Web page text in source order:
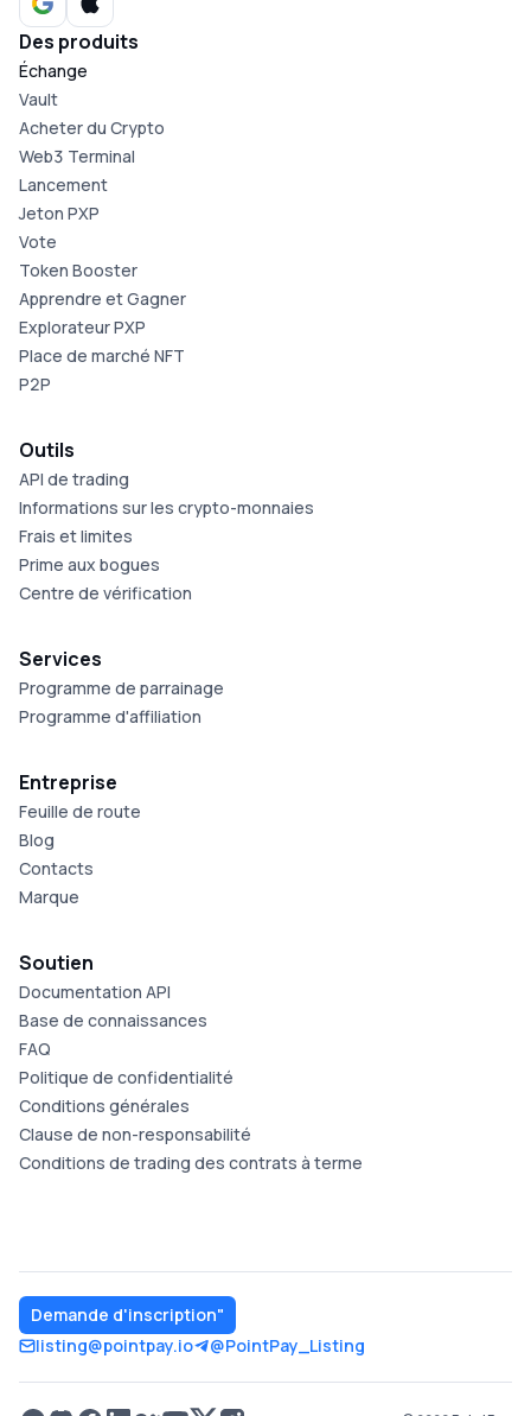
Des produits
Échange
Vault
Acheter du Crypto
Web3 Terminal
Lancement
Jeton PXP
Vote
Token Booster
Apprendre et Gagner
Explorateur PXP
Place de marché NFT
P2P
Outils
API de trading
Informations sur les crypto-monnaies
Frais et limites
Prime aux bogues
Centre de vérification
Services
Programme de parrainage
Programme d'affiliation
Entreprise
Feuille de route
Blog
Contacts
Marque
Soutien
Documentation API
Base de connaissances
FAQ
Politique de confidentialité
Conditions générales
Clause de non-responsabilité
Conditions de trading des contrats à terme
Demande d'inscription"
listing@pointpay.io
@PointPay_Listing